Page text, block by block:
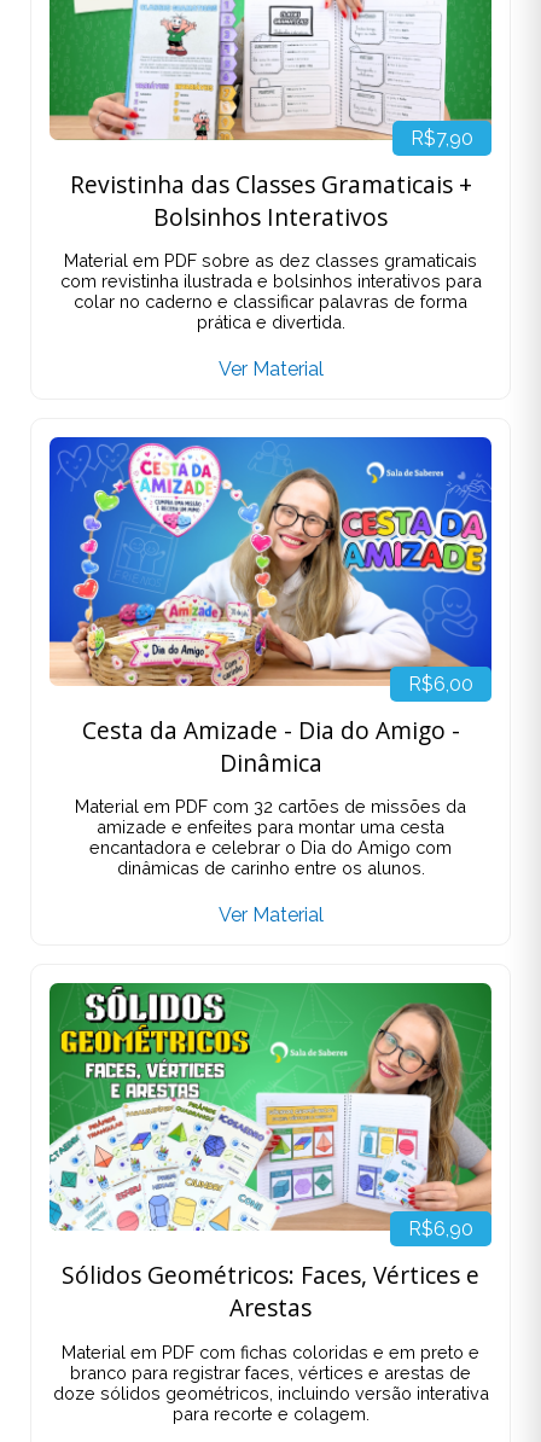
R$7,90
Revistinha das Classes Gramaticais +
Bolsinhos Interativos
Material em PDF sobre as dez classes gramaticais
com revistinha ilustrada e bolsinhos interativos para
colar no caderno e classificar palavras de forma
prática e divertida.
Ver Material
R$6,00
Cesta da Amizade - Dia do Amigo -
Dinâmica
Material em PDF com 32 cartões de missões da
amizade e enfeites para montar uma cesta
encantadora e celebrar o Dia do Amigo com
dinâmicas de carinho entre os alunos.
Ver Material
R$6,90
Sólidos Geométricos: Faces, Vértices e
Arestas
Material em PDF com fichas coloridas e em preto e
branco para registrar faces, vértices e arestas de
doze sólidos geométricos, incluindo versão interativa
para recorte e colagem.